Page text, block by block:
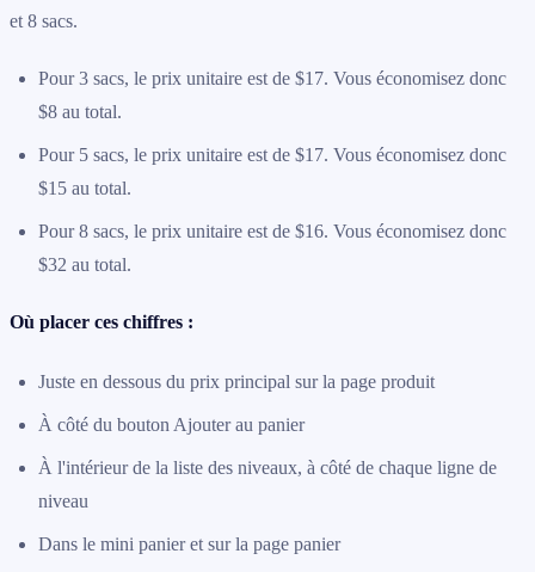
et 8 sacs.
Pour 3 sacs, le prix unitaire est de $17. Vous économisez donc
$8 au total.
Pour 5 sacs, le prix unitaire est de $17. Vous économisez donc
$15 au total.
Pour 8 sacs, le prix unitaire est de $16. Vous économisez donc
$32 au total.
Où placer ces chiffres :
Juste en dessous du prix principal sur la page produit
À côté du bouton Ajouter au panier
À l'intérieur de la liste des niveaux, à côté de chaque ligne de
niveau
Dans le mini panier et sur la page panier